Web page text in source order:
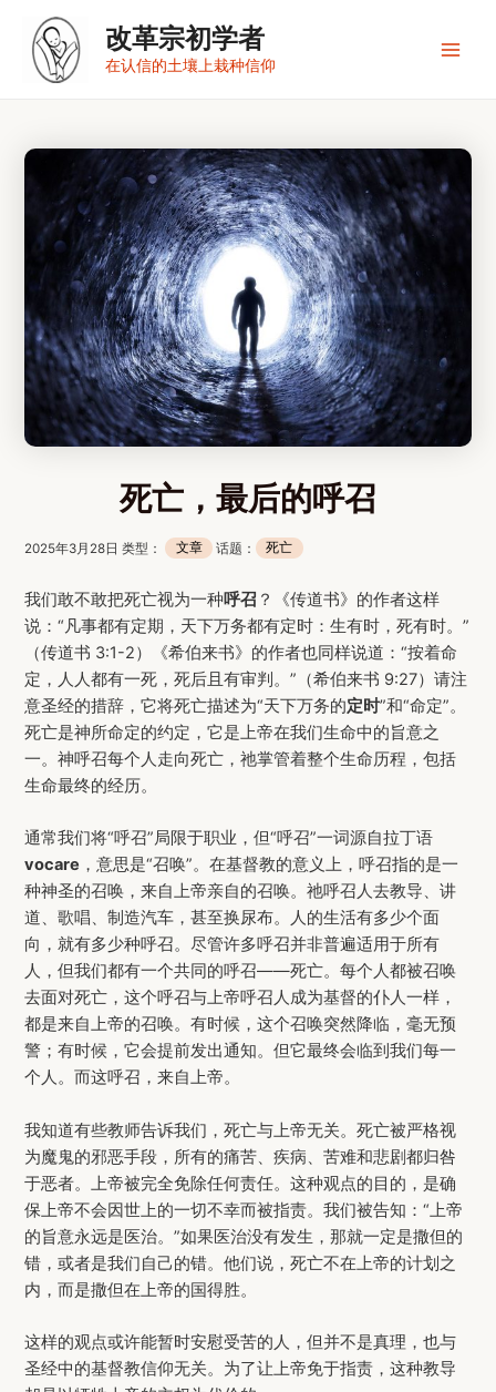
改革宗初学者
在认信的土壤上栽种信仰
死亡，最后的呼召
2025年3月28日 类型： 文章 话题： 死亡
我们敢不敢把死亡视为一种呼召 ？《传道书》的作者这样
说：“凡事都有定期，天下万务都有定时：生有时，死有时。”
（传道书 3:1-2）《希伯来书》的作者也同样说道：“按着命
定，人人都有一死，死后且有审判。”（希伯来书 9:27）请注
意圣经的措辞，它将死亡描述为“天下万务的定时”和“命定”。
死亡是神所命定的约定，它是上帝在我们生命中的旨意之
一。神呼召每个人走向死亡，祂掌管着整个生命历程，包括
生命最终的经历。
通常我们将“呼召”局限于职业，但“呼召”一词源自拉丁语
vocare ，意思是“召唤”。在基督教的意义上，呼召指的是一
种神圣的召唤，来自上帝亲自的召唤。祂呼召人去教导、讲
道、歌唱、制造汽车，甚至换尿布。人的生活有多少个面
向，就有多少种呼召。尽管许多呼召并非普遍适用于所有
人，但我们都有一个共同的呼召——死亡。每个人都被召唤
去面对死亡，这个呼召与上帝呼召人成为基督的仆人一样，
都是来自上帝的召唤。有时候，这个召唤突然降临，毫无预
警；有时候，它会提前发出通知。但它最终会临到我们每一
个人。而这呼召，来自上帝。
我知道有些教师告诉我们，死亡与上帝无关。死亡被严格视
为魔鬼的邪恶手段，所有的痛苦、疾病、苦难和悲剧都归咎
于恶者。上帝被完全免除任何责任。这种观点的目的，是确
保上帝不会因世上的一切不幸而被指责。我们被告知：“上帝
的旨意永远是医治。”如果医治没有发生，那就一定是撒但的
错，或者是我们自己的错。他们说，死亡不在上帝的计划之
内，而是撒但在上帝的国得胜。
这样的观点或许能暂时安慰受苦的人，但并不是真理，也与
圣经中的基督教信仰无关。为了让上帝免于指责，这种教导